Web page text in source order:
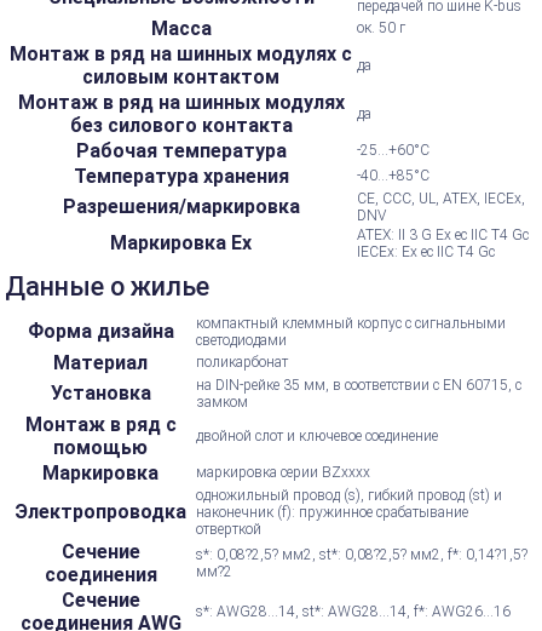
передачей по шине K-bus
Масса ок. 50 г
Монтаж в ряд на шинных модулях с
силовым контактом
да
Монтаж в ряд на шинных модулях
без силового контакта
да
Рабочая температура -25...+60°С
Температура хранения -40...+85°С
Разрешения/маркировка
CE, CCC, UL, ATEX, IECEx,
DNV
Маркировка Ex
ATEX: II 3 G Ex ec IIC T4 Gc
IECEx: Ex ec IIC T4 Gc
Данные о жилье
Форма дизайна
компактный клеммный корпус с сигнальными
светодиодами
Материал поликарбонат
Установка
на DIN-рейке 35 мм, в соответствии с EN 60715, с
замком
Монтаж в ряд с
помощью
двойной слот и ключевое соединение
Маркировка маркировка серии BZxxxx
Электропроводка
одножильный провод (s), гибкий провод (st) и
наконечник (f): пружинное срабатывание
отверткой
Сечение
соединения
s*: 0,08?2,5? мм2, st*: 0,08?2,5? мм2, f*: 0,14?1,5?
мм?2
Сечение
соединения AWG
s*: AWG28...14, st*: AWG28...14, f*: AWG26...16